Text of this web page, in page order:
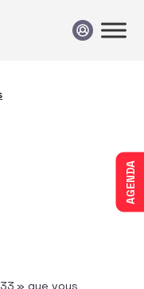
AGENDA
» que vous